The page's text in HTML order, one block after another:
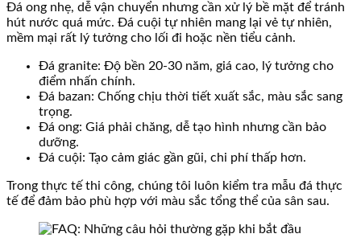
Đá ong nhẹ, dễ vận chuyển nhưng cần xử lý bề mặt để tránh
hút nước quá mức. Đá cuội tự nhiên mang lại vẻ tự nhiên,
mềm mại rất lý tưởng cho lối đi hoặc nền tiểu cảnh.
Đá granite: Độ bền 20-30 năm, giá cao, lý tưởng cho
điểm nhấn chính.
Đá bazan: Chống chịu thời tiết xuất sắc, màu sắc sang
trọng.
Đá ong: Giá phải chăng, dễ tạo hình nhưng cần bảo
dưỡng.
Đá cuội: Tạo cảm giác gần gũi, chi phí thấp hơn.
Trong thực tế thi công, chúng tôi luôn kiểm tra mẫu đá thực
tế để đảm bảo phù hợp với màu sắc tổng thể của sân sau.